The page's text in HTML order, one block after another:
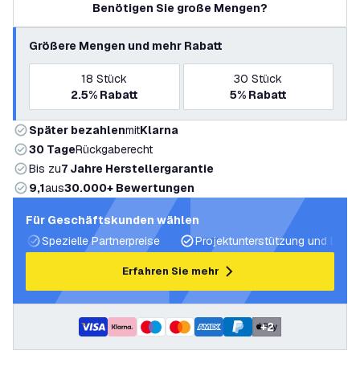
Benötigen Sie große Mengen?
Größere Mengen und mehr Rabatt
18 Stück
2.5% Rabatt
30 Stück
5% Rabatt
Später bezahlenmitKlarna
30 TageRückgaberecht
Bis zu7 Jahre Herstellergarantie
9,1aus30.000+ Bewertungen
Für Geschäftskunden wählen
Spezielle Partnerpreise
Projektunterstützung und
Erfahren Sie mehr
+2